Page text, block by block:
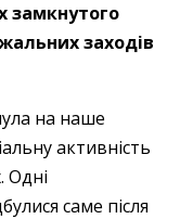
замкнутого
заходів
на наше
активність
Одні
саме після